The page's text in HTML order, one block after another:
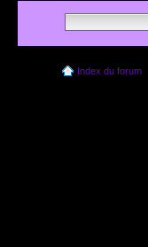
Index du forum